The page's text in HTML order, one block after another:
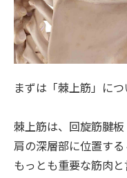
まずは「棘上筋」につ
棘上筋は、回旋筋腱
肩の深層部に位置す
もっとも重要な筋肉